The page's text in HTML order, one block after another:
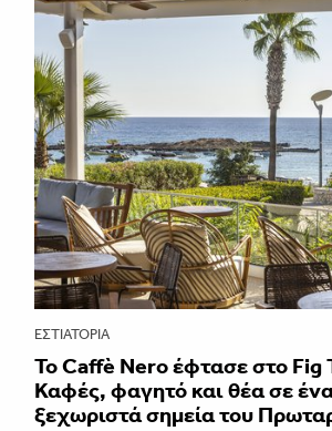
ΕΣΤΙΑΤΌΡΙΑ
Το Caffè Nero έφτασε στο Fig
Καφές, φαγητό και θέα σε
ξεχωριστά σημεία του